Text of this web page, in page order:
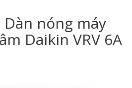
Dàn nóng máy
Daikin VRV 6A